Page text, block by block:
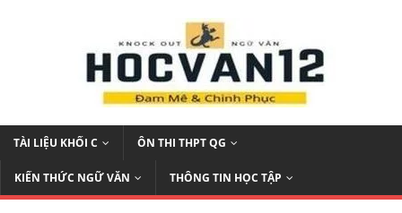
TÀI LIỆU KHỐI C ÔN THI THPT QG
KIẾN THỨC NGỮ VĂN THÔNG TIN HỌC TẬP